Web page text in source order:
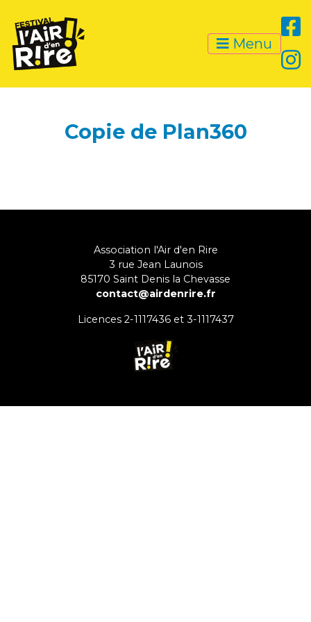
Menu
Copie de Plan360
Association l'Air d'en Rire
3 rue Jean Launois
85170 Saint Denis la Chevasse
contact@airdenrire.fr
Licences 2-1117436 et 3-1117437